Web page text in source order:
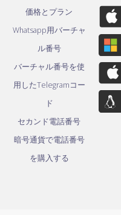
価格とプラン
Whatsapp用バーチャ
ル番号
バーチャル番号を使
用したTelegramコー
ド
セカンド電話番号
暗号通貨で電話番号
を購入する